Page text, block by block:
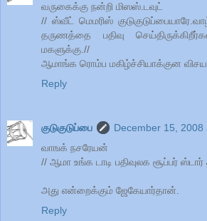
வருகைக்கு நன்றி மிஸஸ்.டவுட்
// ஸ்வீட் மெமரிஸ்
தருணத்தை பதிவு
மகளுக்கு.//
ஆமாங்க ரொம்ப மகிழ்ச்சியாக்குன
Reply
குடுகுடுப்பை
December 15, 2008
வாஙக் நசரேயன்
// ஆமா உங்க டாடி பதிவுலக சூப்பர்
அது என்றைக்கும் ஜேகேயார்தான்.
Reply